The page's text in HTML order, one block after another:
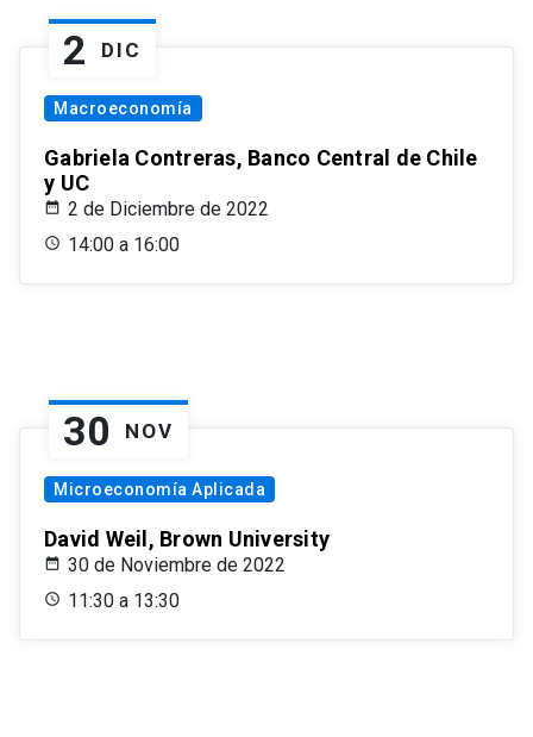
2 DIC
Macroeconomía
Gabriela Contreras, Banco Central de Chile
y UC
2 de Diciembre de 2022
14:00 a 16:00
30 NOV
Microeconomía Aplicada
David Weil, Brown University
30 de Noviembre de 2022
11:30 a 13:30